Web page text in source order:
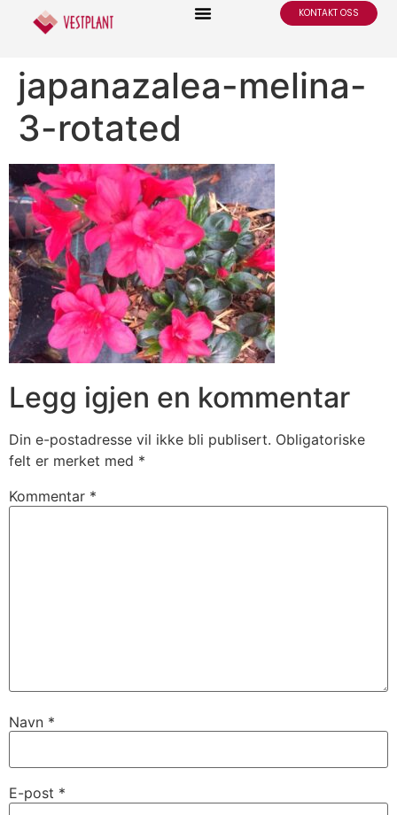
KONTAKT OSS
japanazalea-melina-
3-rotated
Legg igjen en kommentar
Din e-postadresse vil ikke bli publisert. Obligatoriske
felt er merket med *
Kommentar *
Navn *
E-post *